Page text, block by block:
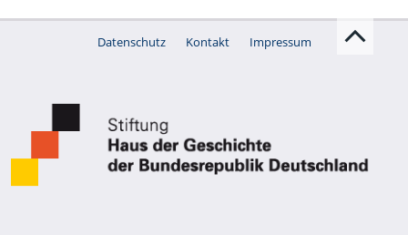
Datenschutz Kontakt Impressum